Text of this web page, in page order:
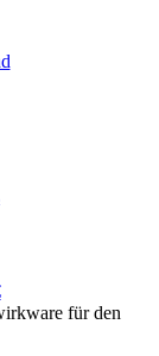
für den